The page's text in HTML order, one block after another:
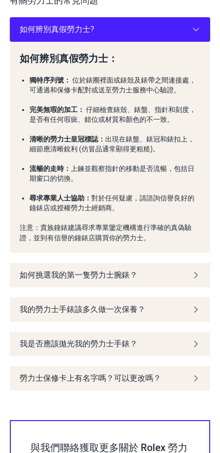
如何辨別真假勞力士?
如何辨別真假勞力士：
獨特序列號： 位於錶圈裡面或錶殼及錶帶之間連接處，
可通過和保修卡配對或送至勞力士服務中心驗證。
完美無瑕的加工： 仔細檢查錶殼、錶盤、指針和刻度，
是否有任何瑕疵、錯位或材質和顏色的不一致。
清晰的勞力士皇冠標誌： 出現在錶盤、錶冠和錶扣上，
細節應清晰銳利 (仿冒品通常顯得更粗糙)。
流暢的走時：
上鍊並觀察指針的移動是否流暢，包括日
期窗口的切換。
尋求專業人士協助： 對於任何疑慮，請諮詢信譽良好的
鐘錶店或授權勞力士經銷商。
注意：貴族鐘錶建議尋求專業鑒定機構進行準確的真偽驗
證，並到有信譽的鐘錶店購買你的勞力士。
如何挑選我的第一隻勞力士腕錶？
我的勞力士手錶該多久做一次保養？
我是否應該拋光我的勞力士手錶？
勞力士保修卡上有名字嗎？可以更改嗎？
與我們聯絡獲取更多關於 Rolex 勞力